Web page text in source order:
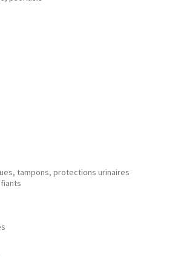
tampons, protections urinaires